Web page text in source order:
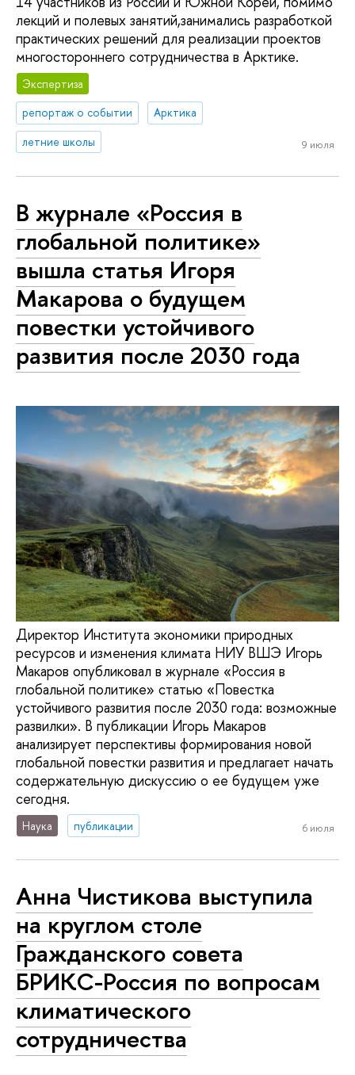
лекций и полевых занятий,занимались разработкой
практических решений для реализации проектов
многостороннего сотрудничества в Арктике.
Экспертиза
репортаж о событии
Арктика
летние школы
9 июля
В журнале «Россия в
глобальной политике»
вышла статья Игоря
Макарова о будущем
повестки устойчивого
развития после 2030 года
Директор Института экономики природных
ресурсов и изменения климата НИУ ВШЭ Игорь
Макаров опубликовал в журнале «Россия в
глобальной политике» статью «Повестка
устойчивого развития после 2030 года: возможные
развилки». В публикации Игорь Макаров
анализирует перспективы формирования новой
глобальной повестки развития и предлагает начать
содержательную дискуссию о ее будущем уже
сегодня.
Наука публикации 6 июля
Анна Чистикова выступила
на круглом столе
Гражданского совета
БРИКС-Россия по вопросам
климатического
сотрудничества